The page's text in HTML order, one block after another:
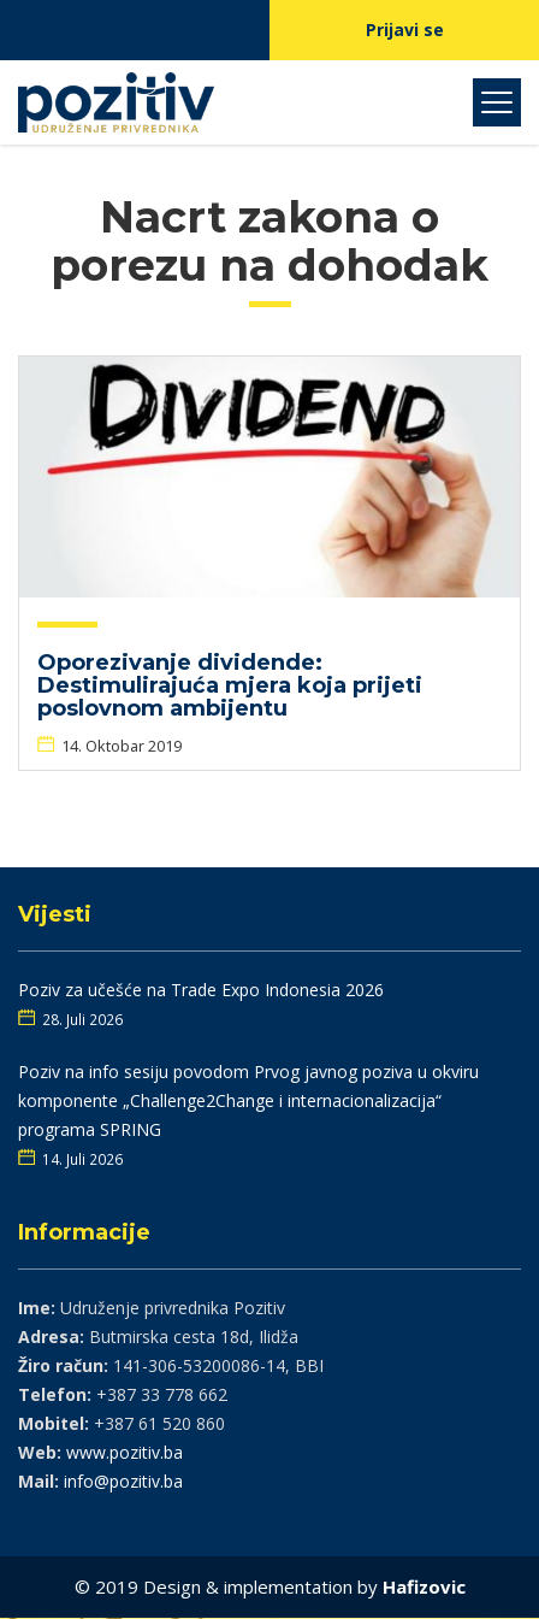
Prijavi se
Nacrt zakona o
porezu na dohodak
Oporezivanje dividende:
Destimulirajuća mjera koja prijeti
poslovnom ambijentu
14. Oktobar 2019
Vijesti
Poziv za učešće na Trade Expo Indonesia 2026
28. Juli 2026
Poziv na info sesiju povodom Prvog javnog poziva u okviru
komponente „Challenge2Change i internacionalizacija“
programa SPRING
14. Juli 2026
Informacije
Ime: Udruženje privrednika Pozitiv
Adresa: Butmirska cesta 18d, Ilidža
Žiro račun: 141-306-53200086-14, BBI
Telefon: +387 33 778 662
Mobitel: +387 61 520 860
Web: www.pozitiv.ba
Mail: info@pozitiv.ba
© 2019 Design & implementation by Hafizovic